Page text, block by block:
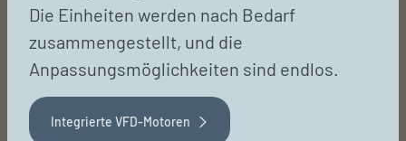
Die Einheiten werden nach Bedarf
zusammengestellt, und die
Anpassungsmöglichkeiten sind endlos.
Integrierte VFD-Motoren